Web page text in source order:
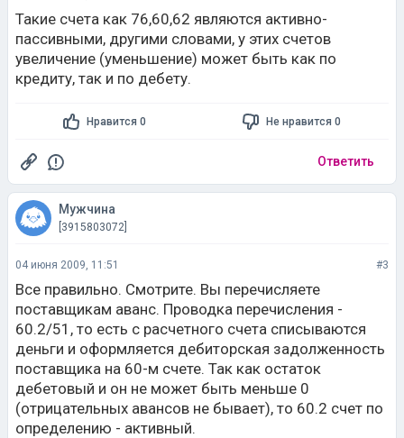
Такие счета как 76,60,62 являются активно-
пассивными, другими словами, у этих счетов
увеличение (уменьшение) может быть как по
кредиту, так и по дебету.
Нравится 0 Не нравится 0
Ответить
Мужчина
[3915803072]
04 июня 2009, 11:51 #3
Все правильно. Смотрите. Вы перечисляете
поставщикам аванс. Проводка перечисления -
60.2/51, то есть с расчетного счета списываются
деньги и оформляется дебиторская задолженность
поставщика на 60-м счете. Так как остаток
дебетовый и он не может быть меньше 0
(отрицательных авансов не бывает), то 60.2 счет по
определению - активный.